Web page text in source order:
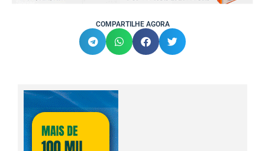
COMPARTILHE AGORA